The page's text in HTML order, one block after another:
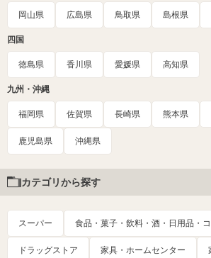
岡山県 広島県 鳥取県 島根県
四国
徳島県 香川県 愛媛県 高知県
九州・沖縄
福岡県 佐賀県 長崎県 熊本県
鹿児島県 沖縄県
カテゴリから探す
スーパー 食品・菓子・飲料・酒・日用品・
ドラッグストア 家具・ホームセンター